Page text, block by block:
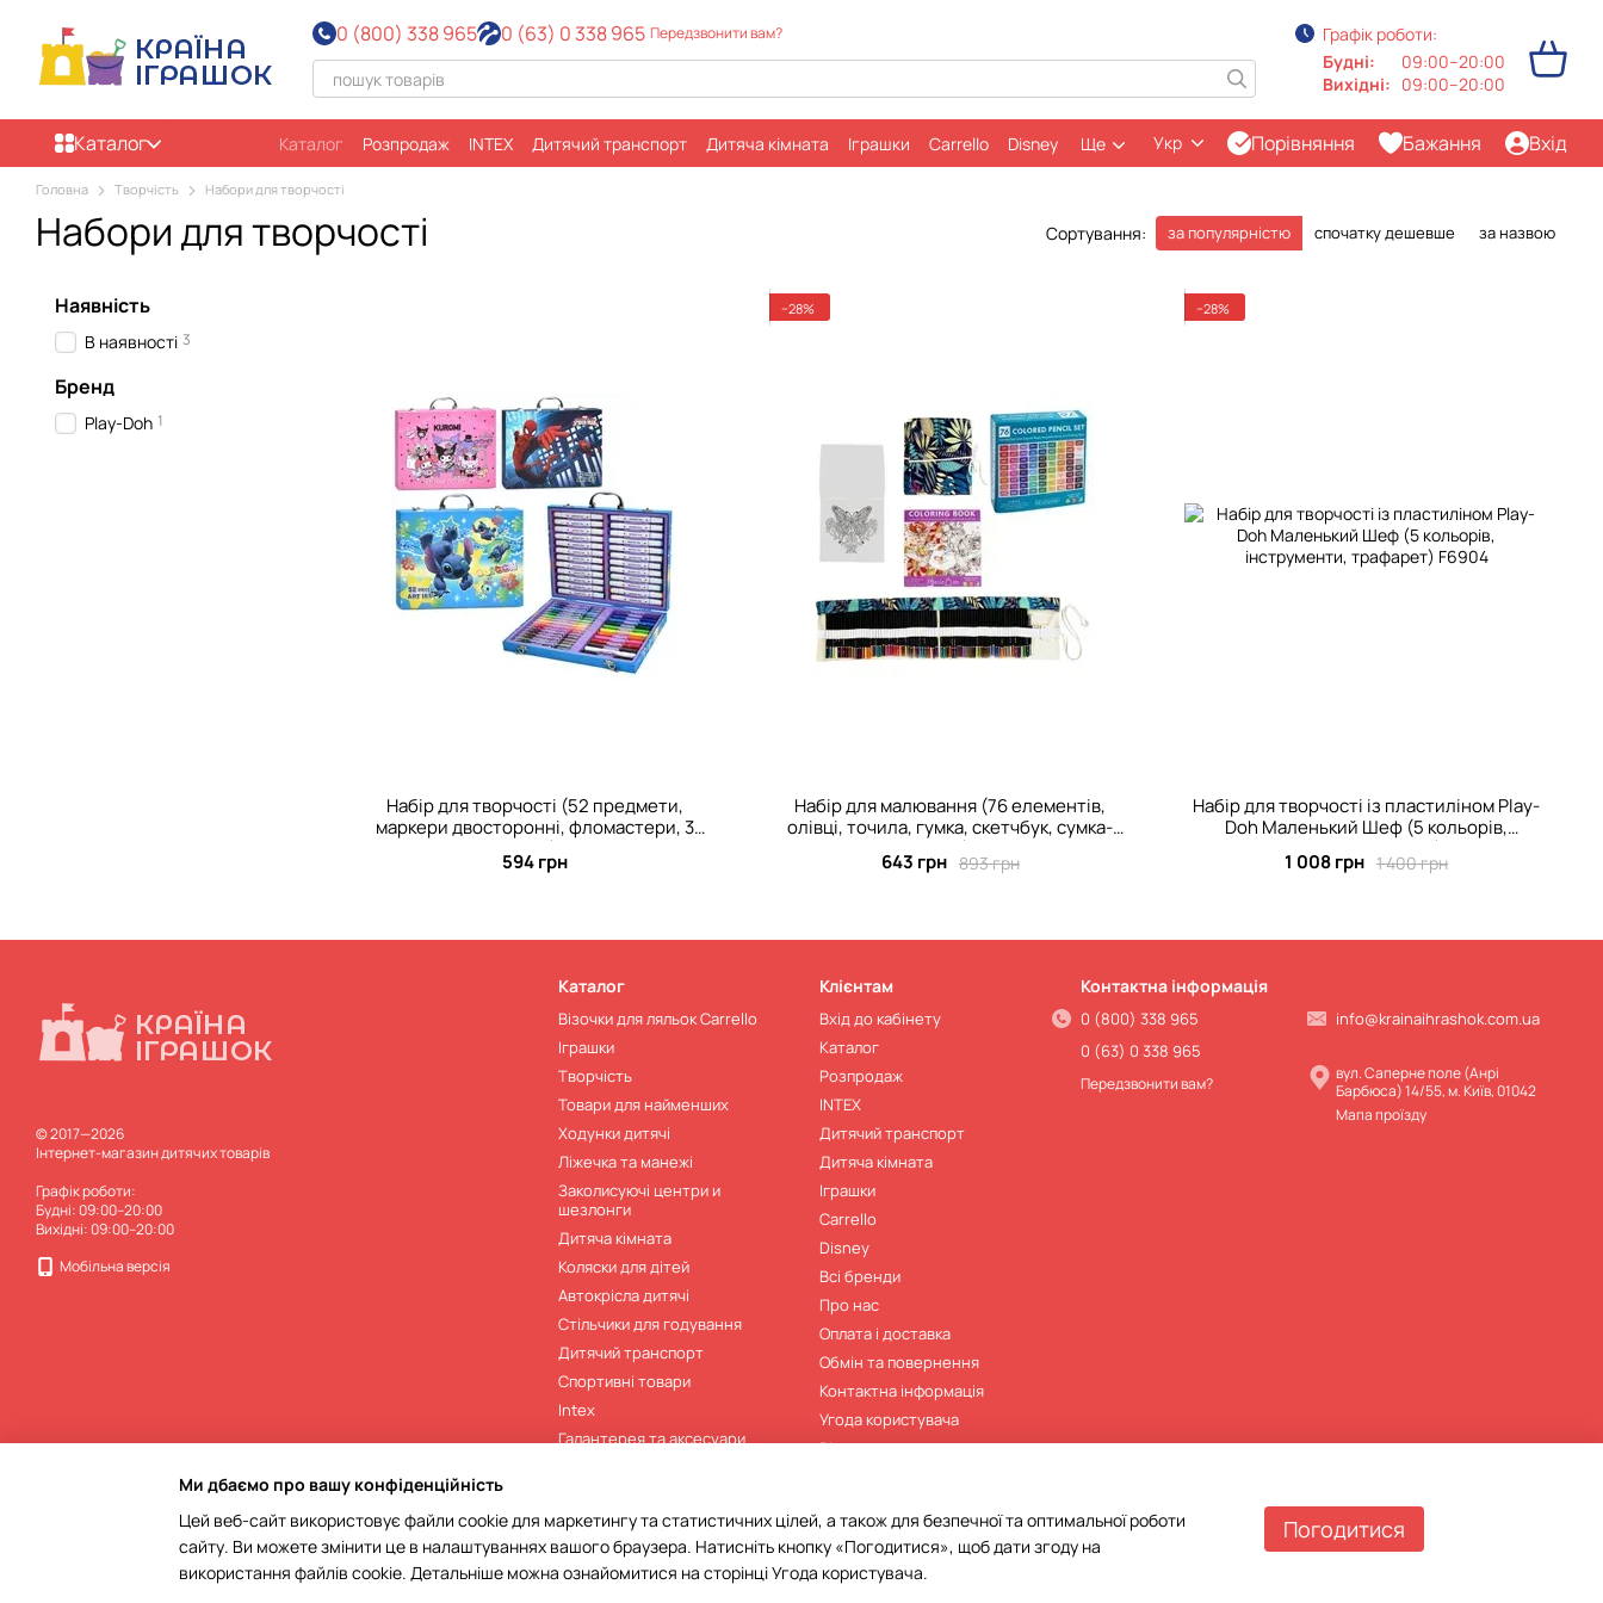
0 (800) 338 965 0 (63) 0 338 965 Передзвонити вам?
Графік роботи:
Будні:
09:00–20:00
Вихідні: 09:00–20:00
Каталог Каталог Розпродаж INTEX Дитячий транспорт Дитячa кімната Іграшки Carrello Disney Ще Укр Порівняння Бажання Вхід
Головна Творчість Набори для творчості
Набори для творчості Сортування: за популярністю спочатку дешевше за назвою
Набір для творчості (52 предмети,
маркери двосторонні, фломастери, 3
види, у валізі) MK 5687
594 грн
−28%
Набір для малювання (76 елементів,
олівці, точила, гумка, скетчбук, сумка-
органайзер) C 66712
893 грн
643 грн
−28%
Набір для творчості із пластиліном Play-
Doh Маленький Шеф (5 кольорів,
інструменти, трафарет) F6904
1 400 грн
1 008 грн
Наявність
В наявності 3
Бренд
Play-Doh 1
© 2017—2026
Інтернет-магазин дитячих товарів
Графік роботи:
Будні: 09:00–20:00
Вихідні: 09:00–20:00
Мобільна версія
Інтернет-магазин створений з Хорошоп
Каталог
Візочки для ляльок Carrello
Іграшки
Творчість
Товари для найменших
Ходунки дитячі
Ліжечка та манежі
Заколисуючі центри и
шезлонги
Дитячa кімната
Коляски для дітей
Автокрісла дитячі
Стільчики для годування
Дитячий транспорт
Спортивні товари
Intex
Галантерея та аксесуари
Нові
Клієнтам
Вхід до кабінету
Каталог
Розпродаж
INTEX
Дитячий транспорт
Дитячa кімната
Іграшки
Carrello
Disney
Всі бренди
Про нас
Оплата і доставка
Обмін та повернення
Контактна інформація
Угода користувача
Відгуки про магазин
Контактна інформація
0 (800) 338 965
0 (63) 0 338 965
Передзвонити вам?
info@krainaihrashok.com.ua
вул. Саперне поле (Анрі
Барбюса) 14/55, м. Київ, 01042
Мапа проїзду
Ми дбаємо про вашу конфіденційність
Цей веб-сайт використовує файли cookie для маркетингу та статистичних цілей, а також для безпечної та оптимальної роботи
сайту. Ви можете змінити це в налаштуваннях вашого браузера. Натисніть кнопку «Погодитися», щоб дати згоду на
використання файлів cookie. Детальніше можна ознайомитися на сторінціУгода користувача.
Погодитися